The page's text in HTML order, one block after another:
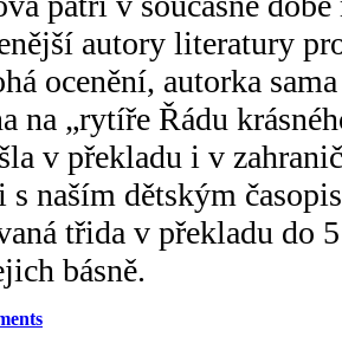
autory literatury
ocenění, autorka
na „rytíře Řádu
v překladu i v
s naším dětským
třida v překladu do
básně.